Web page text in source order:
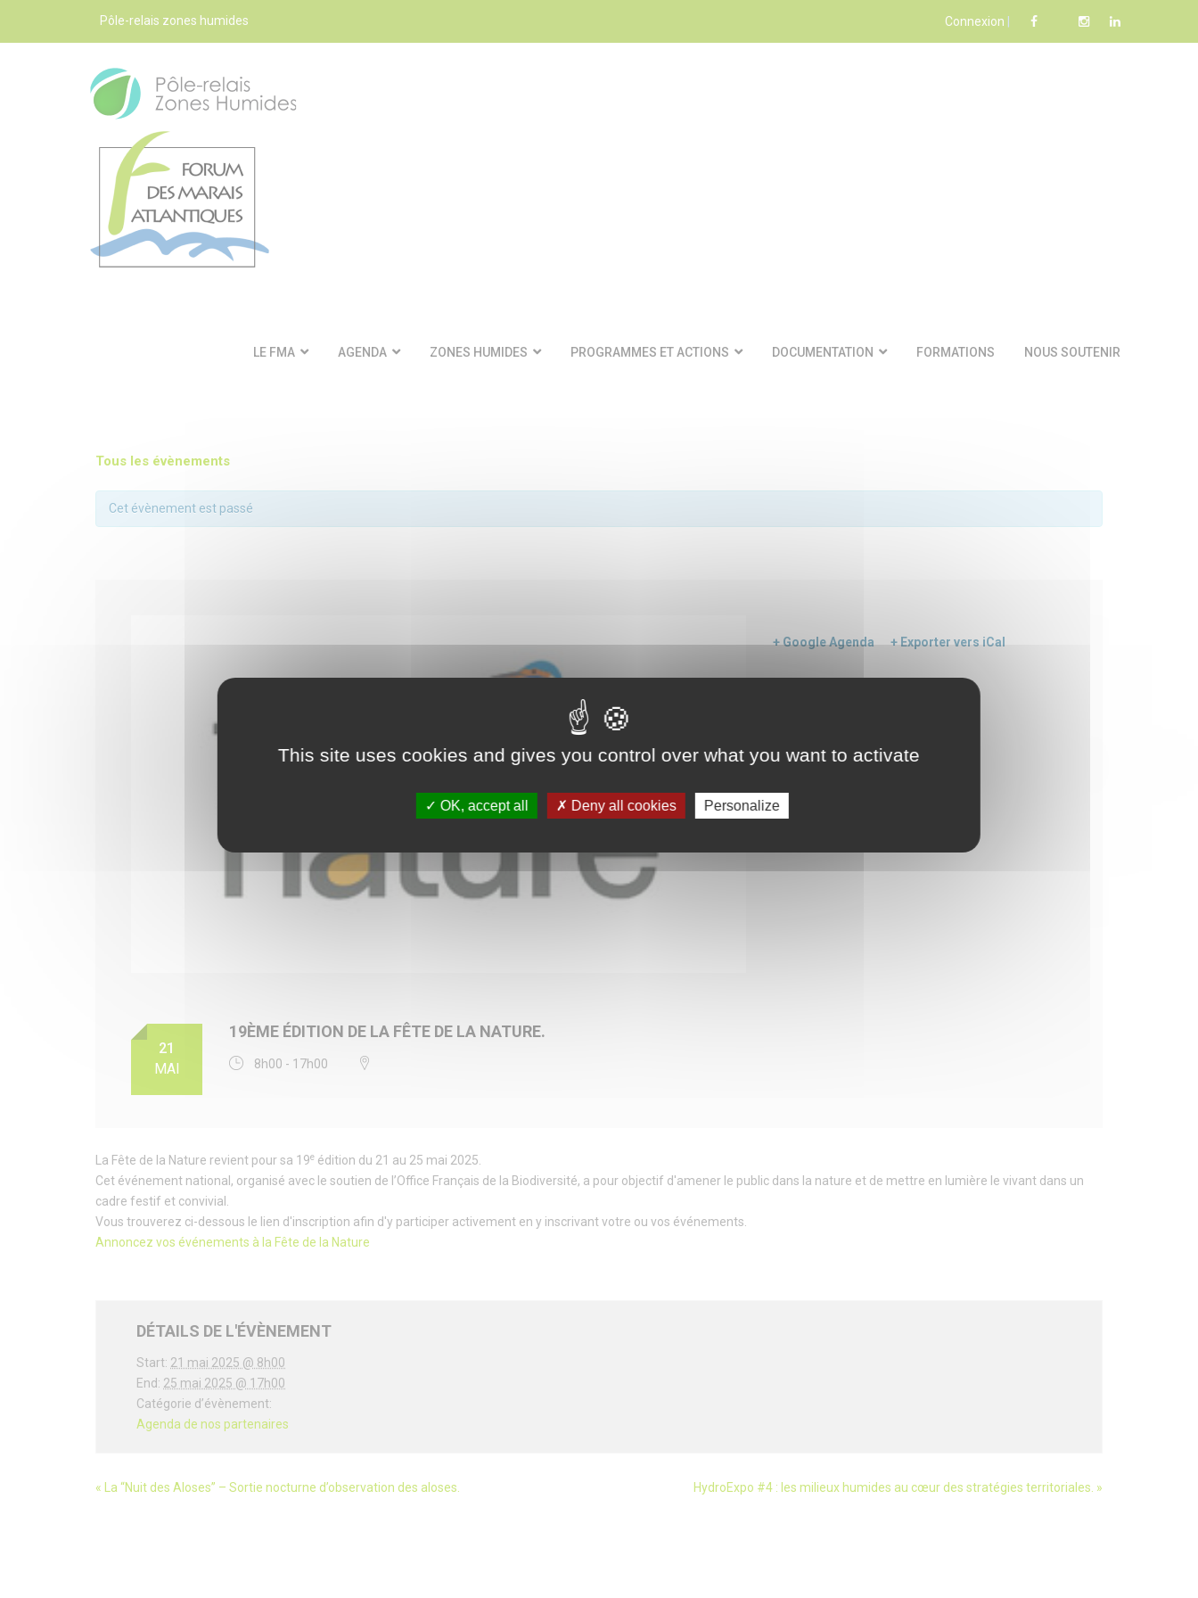
Pôle-relais zones humides Connexion
LE FMA AGENDA ZONES HUMIDES PROGRAMMES ET ACTIONS DOCUMENTATION FORMATIONS NOUS SOUTENIR
Tous les évènements
Cet évènement est passé
+ Google Agenda + Exporter vers iCal
21
MAI
19ÈME ÉDITION DE LA FÊTE DE LA NATURE.
8h00 - 17h00
La Fête de la Nature revient pour sa 19e édition du 21 au 25 mai 2025.
Cet événement national, organisé avec le soutien de l’Office Français de la Biodiversité, a pour objectif d'amener le public dans la nature et de mettre en lumière le vivant dans un
cadre festif et convivial.
Vous trouverez ci-dessous le lien d'inscription afin d'y participer activement en y inscrivant votre ou vos événements.
Annoncez vos événements à la Fête de la Nature
DÉTAILS DE L'ÉVÈNEMENT
Start: 21 mai 2025 @ 8h00
End: 25 mai 2025 @ 17h00
Catégorie d’évènement:
Agenda de nos partenaires
évènement
« La “Nuit des Aloses” – Sortie nocturne d’observation des aloses. HydroExpo #4 : les milieux humides au cœur des stratégies territoriales. »
This site uses cookies and gives you control over what you want to activate
OK, accept all Deny all cookies Personalize